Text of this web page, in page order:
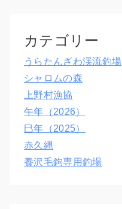
カテゴリー
うらたんざわ渓流釣場
シャロムの森
上野村漁協
午年（2026）
巳年（2025）
赤久縄
養沢毛鉤専用釣場